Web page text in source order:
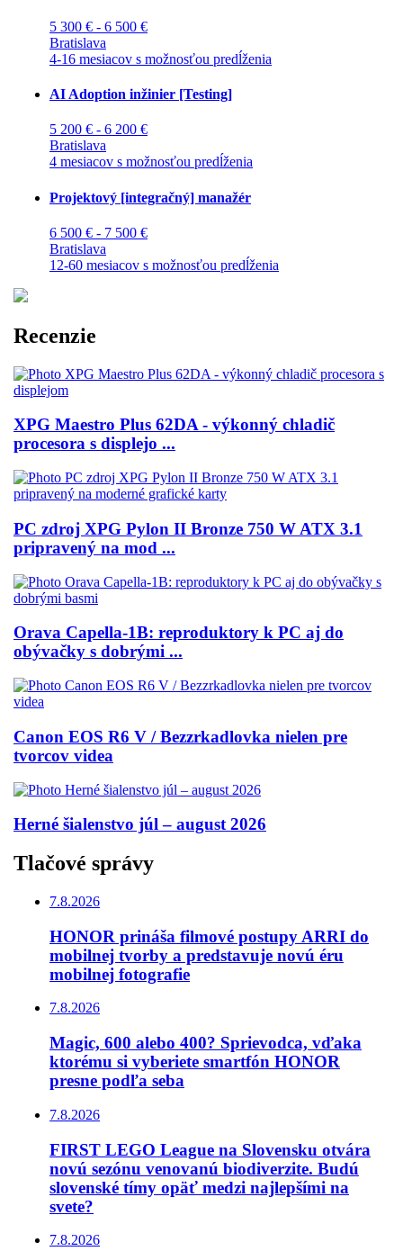
5 300 € - 6 500 €
Bratislava
4-16 mesiacov s možnosťou predĺženia
AI Adoption inžinier [Testing]
5 200 € - 6 200 €
Bratislava
4 mesiacov s možnosťou predĺženia
Projektový [integračný] manažér
6 500 € - 7 500 €
Bratislava
12-60 mesiacov s možnosťou predĺženia
Recenzie
XPG Maestro Plus 62DA - výkonný chladič
procesora s displejo ...
PC zdroj XPG Pylon II Bronze 750 W ATX 3.1
pripravený na mod ...
Orava Capella-1B: reproduktory k PC aj do
obývačky s dobrými ...
Canon EOS R6 V / Bezzrkadlovka nielen pre
tvorcov videa
Herné šialenstvo júl – august 2026
Tlačové správy
7.8.2026
HONOR prináša filmové postupy ARRI do
mobilnej tvorby a predstavuje novú éru
mobilnej fotografie
7.8.2026
Magic, 600 alebo 400? Sprievodca, vďaka
ktorému si vyberiete smartfón HONOR
presne podľa seba
7.8.2026
FIRST LEGO League na Slovensku otvára
novú sezónu venovanú biodiverzite. Budú
slovenské tímy opäť medzi najlepšími na
svete?
7.8.2026